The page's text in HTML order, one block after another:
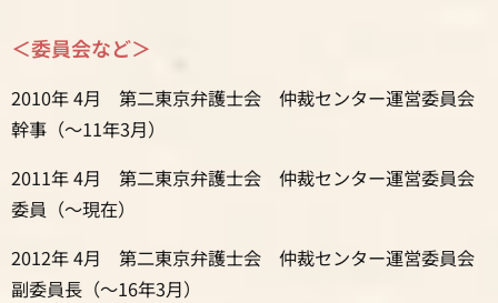
＜委員会など＞
2010年 4月 第二東京弁護士会 仲裁センター運営委員会
幹事（～11年3月）
2011年 4月 第二東京弁護士会 仲裁センター運営委員会
委員（～現在）
2012年 4月 第二東京弁護士会 仲裁センター運営委員会
副委員長（～16年3月）